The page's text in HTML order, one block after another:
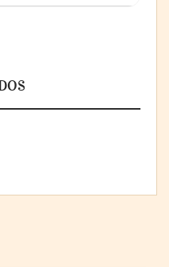
aumenta al
cartera sana en